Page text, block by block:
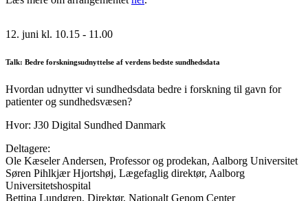
12. juni kl. 10.15 - 11.00
Talk: Bedre forskningsudnyttelse af verdens bedste sundhedsdata
Hvordan udnytter vi sundhedsdata bedre i forskning til gavn for
patienter og sundhedsvæsen?
Hvor: J30 Digital Sundhed Danmark
Deltagere:
Ole Kæseler Andersen, Professor og prodekan, Aalborg Universitet
Søren Pihlkjær Hjortshøj, Lægefaglig direktør, Aalborg
Universitetshospital
Bettina Lundgren, Direktør, Nationalt Genom Center